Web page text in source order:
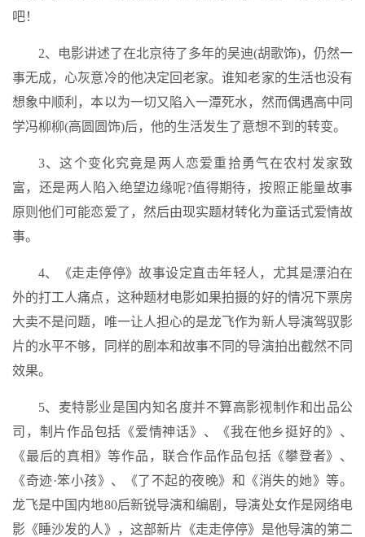
吧！
2、电影讲述了在北京待了多年的吴迪(胡歌饰)，仍然一
事无成，心灰意冷的他决定回老家。谁知老家的生活也没有
想象中顺利，本以为一切又陷入一潭死水，然而偶遇高中同
学冯柳柳(高圆圆饰)后，他的生活发生了意想不到的转变。
3、这个变化究竟是两人恋爱重拾勇气在农村发家致
富，还是两人陷入绝望边缘呢?值得期待，按照正能量故事
原则他们可能恋爱了，然后由现实题材转化为童话式爱情故
事。
4、《走走停停》故事设定直击年轻人，尤其是漂泊在
外的打工人痛点，这种题材电影如果拍摄的好的情况下票房
大卖不是问题，唯一让人担心的是龙飞作为新人导演驾驭影
片的水平不够，同样的剧本和故事不同的导演拍出截然不同
效果。
5、麦特影业是国内知名度并不算高影视制作和出品公
司，制片作品包括《爱情神话》、《我在他乡挺好的》、
《最后的真相》等作品，联合作品作品包括《攀登者》、
《奇迹·笨小孩》、《了不起的夜晚》和《消失的她》等。
龙飞是中国内地80后新锐导演和编剧，导演处女作是网络电
影《睡沙发的人》，这部新片《走走停停》是他导演的第二